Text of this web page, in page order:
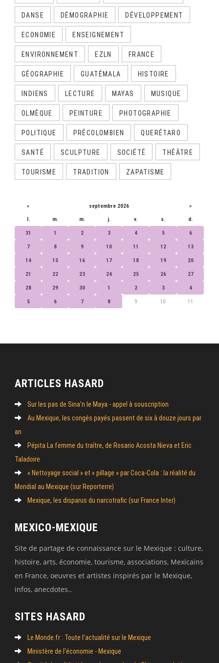
DANSE DÉMOGRAPHIE DÉVELOPPEMENT
ECONOMIE ENSEIGNEMENT
ENVIRONNEMENT EZLN FRANCE
GÉOGRAPHIE GUATÉMALA HISTOIRE
INDIENS LECTURE MAYAS MUSIQUE
OLMÈQUE PEINTURE PHOTOGRAPHIE
POLITIQUE PRÉCOLOMBIEN QUERÉTARO
SANTÉ SCULPTURE SOCIÉTÉ THÉÂTRE
TOURISME TRADITION ZAPATISME
« septembre 2026 »
l. m. m. j. v. s. d.
31 1 2 3 4 5 6
7 8 9 10 11 12 13
14 15 16 17 18 19 20
21 22 23 24 25 26 27
28 29 30 1 2 3 4
5 6 7 8 9 10 11
ARTICLES HASARD
Sur les pas de Sina’n le Maya - appel à souscription
Au Mexique, les congés payés passent de six à douze jours par
an
Pépita La femme du traître, de Rosario Acosta Nieva et Eric
Taladoire
« Nettoyage social » et « pillage » par Coca-Cola : la réalité du
Mondial au Mexique (sur Reporterre)
Mexique, les disparus du narcotrafic (sur France Inter)
MEXICO-MEXIQUE
Site de partage de connaissance sur le Mexique : culture,
histoire, arts, économie, tourisme, associations, Mexicains
en France, oeuvres et artistes inspirés par le Mexique,
infos, anecdotes..
SITES HASARD
Le Monde.fr : Toute l’actualité sur le Mexique
Ministère de l’économie - Mexique